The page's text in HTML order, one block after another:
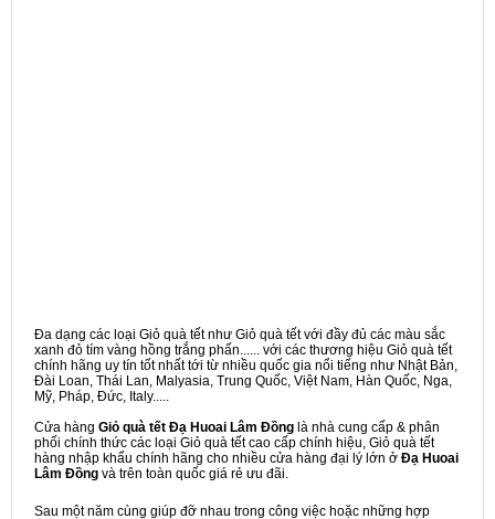
Đa dạng các loại Giỏ quà tết như Giỏ quà tết với đầy đủ các màu sắc
xanh đỏ tím vàng hồng trắng phấn...... với các thương hiệu Giỏ quà tết
chính hãng uy tín tốt nhất tới từ nhiều quốc gia nổi tiếng như Nhật Bản,
Đài Loan, Thái Lan, Malyasia, Trung Quốc, Việt Nam, Hàn Quốc, Nga,
Mỹ, Pháp, Đức, Italy.....
Cửa hàng Giỏ quà tết Đạ Huoai Lâm Đồng là nhà cung cấp & phân
phối chính thức các loại Giỏ quà tết cao cấp chính hiệu, Giỏ quà tết
hàng nhập khẩu chính hãng cho nhiều cửa hàng đại lý lớn ở Đạ Huoai
Lâm Đồng và trên toàn quốc giá rẻ ưu đãi.
Sau một năm cùng giúp đỡ nhau trong công việc hoặc những hợp